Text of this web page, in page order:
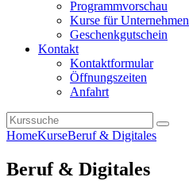
Programmvorschau
Kurse für Unternehmen
Geschenkgutschein
Kontakt
Kontaktformular
Öffnungszeiten
Anfahrt
HomeKurseBeruf & Digitales
Beruf & Digitales